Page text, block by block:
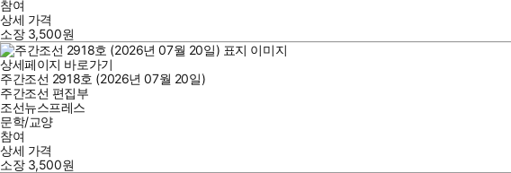
참여
상세 가격
소장 3,500원
상세페이지 바로가기
주간조선 2918호 (2026년 07월 20일)
주간조선 편집부
조선뉴스프레스
문학/교양
참여
상세 가격
소장 3,500원